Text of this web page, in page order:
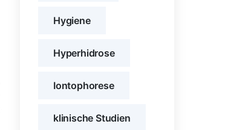
Hygiene
Hyperhidrose
Iontophorese
klinische Studien